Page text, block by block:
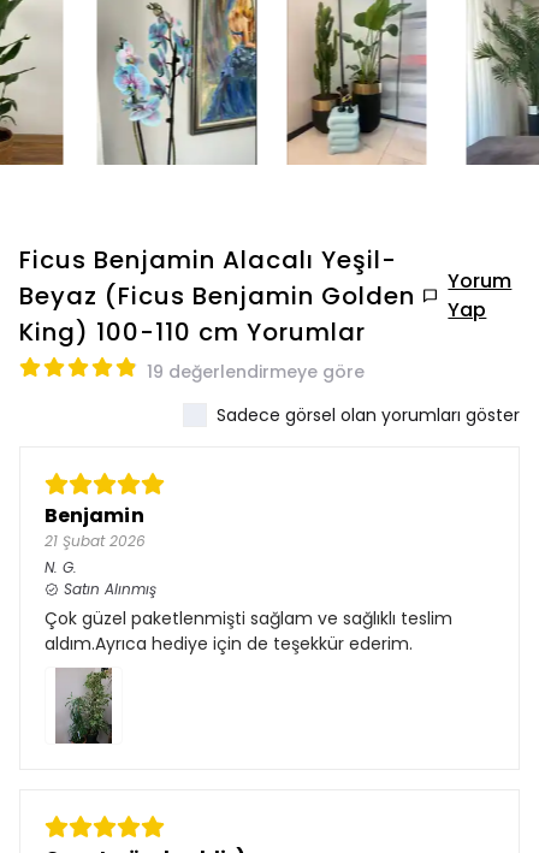
Ficus Benjamin Alacalı Yeşil-
Beyaz (Ficus Benjamin Golden
King) 100-110 cm Yorumlar
Yorum
Yap
19 değerlendirmeye göre
Sadece görsel olan yorumları göster
Benjamin
21 Şubat 2026
N. G.
Satın Alınmış
Çok güzel paketlenmişti sağlam ve sağlıklı teslim
aldım.Ayrıca hediye için de teşekkür ederim.